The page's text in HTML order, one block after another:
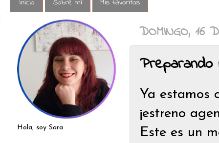
Inicio Sobre mí Mis favoritos
DOMINGO, 16
Preparando
Ya estamos
¡estreno
Este es un
Hola, soy Sara